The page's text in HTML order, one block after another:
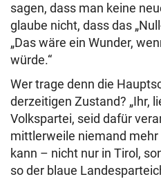
sagen, dass man keine
glaube nicht, dass das
„Das wäre ein Wunder,
würde.“
Wer trage denn die
derzeitigen Zustand? „Ihr,
Volkspartei, seid dafür
mittlerweile niemand
kann – nicht nur in Tirol,
so der blaue